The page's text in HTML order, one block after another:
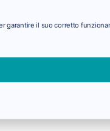
garantire il suo corretto